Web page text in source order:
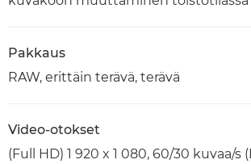
Pakkaus
RAW, erittäin terävä, terävä
Video-otokset
(Full HD) 1 920 x 1 080, 60/30 kuvaa/s